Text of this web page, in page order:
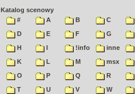
Katalog scenowy
#
A B C
D
E F G
H
I !info inne
K
L M msx
O
P Q R
T
U V W